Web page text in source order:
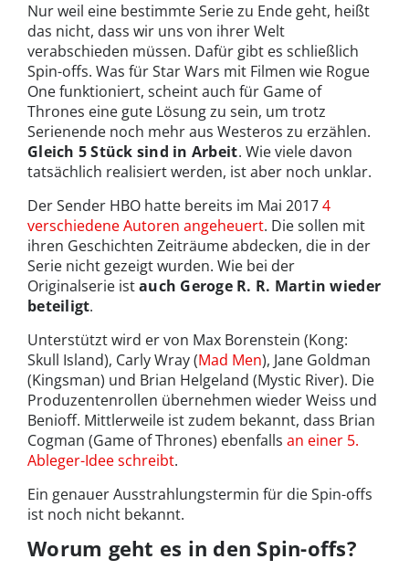
Nur weil eine bestimmte Serie zu Ende geht, heißt
das nicht, dass wir uns von ihrer Welt
verabschieden müssen. Dafür gibt es schließlich
Spin-offs. Was für Star Wars mit Filmen wie Rogue
One funktioniert, scheint auch für Game of
Thrones eine gute Lösung zu sein, um trotz
Serienende noch mehr aus Westeros zu erzählen.
Gleich 5 Stück sind in Arbeit. Wie viele davon
tatsächlich realisiert werden, ist aber noch unklar.
Der Sender HBO hatte bereits im Mai 20174
verschiedene Autoren angeheuert. Die sollen mit
ihren Geschichten Zeiträume abdecken, die in der
Serie nicht gezeigt wurden. Wie bei der
Originalserie istauch Geroge R. R. Martin wieder
beteiligt.
Unterstützt wird er von Max Borenstein (Kong:
Skull Island), Carly Wray (Mad Men), Jane Goldman
(Kingsman) und Brian Helgeland (Mystic River). Die
Produzentenrollen übernehmen wieder Weiss und
Benioff. Mittlerweile ist zudem bekannt, dass Brian
Cogman (Game of Thrones) ebenfalls an einer 5.
Ableger-Idee schreibt.
Ein genauer Ausstrahlungstermin für die Spin-offs
ist noch nicht bekannt.
Worum geht es in den Spin-offs?